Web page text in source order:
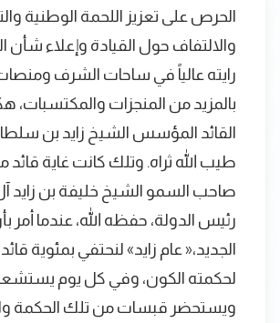
الحرص على تعزيز اللحمة الوطنية
والالتفاف حول القيادة وإعلاء
رايته عالياً في ساحات الشرف ومنصات
بالمزيد من المنجزات والمكتسبات،
القائد المؤسس الشيخ زايد بن
طيب الله ثراه. وتلك كانت غاية قائد
صاحب السمو الشيخ خليفة بن زايد
رئيس الدولة، حفظه الله، عندما أمر
الجديد،« عام زايد» لنحتفي بمئوية
لحكمته الكون، وفي كل يوم يستشعر
ويستحضر قبسات من تلك الحكمة